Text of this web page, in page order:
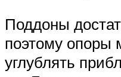
Поддоны
поэтому опоры
углублять